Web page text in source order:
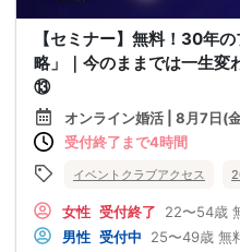
【セミナー】無料！30年
略」｜今のままでは一生変
⑬
オンライン婚活 | 8月7日(
受付終了まで4時間
イベントクラブアクセス
女性 受付終了 22〜54歳
男性 受付中 25〜49歳 無